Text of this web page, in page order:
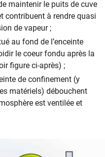
maintenir le puits de cuve
contribuent à rendre quasi
de vapeur ;
au fond de l’enceinte
le coeur fondu après la
figure ci-après) ;
de confinement (y
matériels) débouchent
est ventilée et